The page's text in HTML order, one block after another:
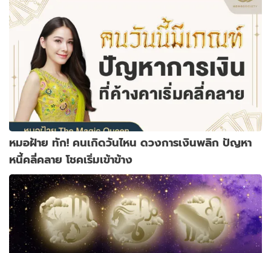
หมอฝ้าย ทัก! คนเกิดวันไหน ดวงการเงินพลิก ปัญหา
หนี้คลี่คลาย โชคเริ่มเข้าข้าง